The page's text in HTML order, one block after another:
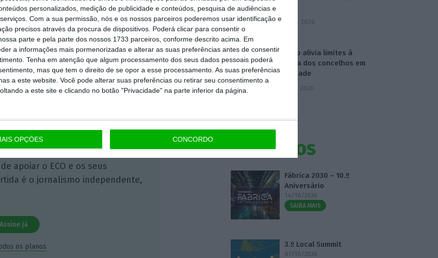
personalizados, medição de publicidade e conteúdos, pesquisa de audiências e
Com a sua permissão, nós e os nossos parceiros poderemos usar identificação e
precisos através da procura de dispositivos. Poderá clicar para consentir o
parte e pela parte dos nossos 1733 parceiros, conforme descrito acima. Em
a informações mais pormenorizadas e alterar as suas preferências antes de consentir
Tenha em atenção que algum processamento dos seus dados pessoais poderá
mas que tem o direito de se opor a esse processamento. As suas preferências
a este website. Você pode alterar suas preferências ou retirar seu consentimento a
a este site e clicando no botão "Privacidade" na parte inferior da página.
OPÇÕES CONCORDO
Premium
é mais importante do que
e rigoroso.
às reportagens e especiais que
apoiar o ECO e os seus
é o jornalismo independente,
Assine já
os planos
social
6 Agosto 2026
Governo alivia limites à
despesa dos concelhos em
calamidade
7 Agosto 2026
Eventos
Fábrica 2030 – 10.º
Aniversário
14/10/2026
SAIBA MAIS
3.º Local Summit
07/10/2026